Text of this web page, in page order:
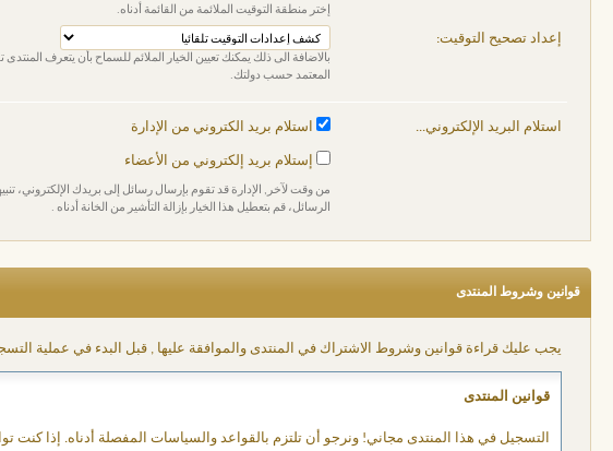
إختر منطقة التوقيت الملائمة من القائمة أدناه.
إعداد تصحيح التوقيت:
بالاضافة الى ذلك يمكنك تعيين الخيار الملائم للسماح بأن يتعرف
المعتمد حسب دولتك.
استلام البريد الإلكتروني... استلام بريد الكتروني من الإدارة
إستلام بريد إلكتروني من الأعضاء
من وقت لآخر, الإدارة قد تقوم بإرسال رسائل إلى بريدك الإلكتروني،
الرسائل، قم بتعطيل هذا الخيار بإزالة التأشير من الخانة أدناه .
قوانين وشروط المنتدى
يجب عليك قراءة قوانين وشروط الاشتراك في المنتدى والموافقة عليها , قبل البدء في عملية
قوانين المنتدى
التسجيل في هذا المنتدى مجاني! ونرجو أن تلتزم بالقواعد والسياسات المفصلة أدناه. إذا